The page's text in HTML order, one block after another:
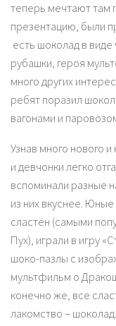
теперь мечтают там
презентацию, были
есть шоколад в
рубашки, героя
много других
ребят поразил
вагонами и
Узнав много нового
и девчонки легко
вспоминали разные
из них вкуснее.
сластён (самыми
Пух), играли в игру
шоко-пазлы с
мультфильм о
конечно же, все
лакомство –